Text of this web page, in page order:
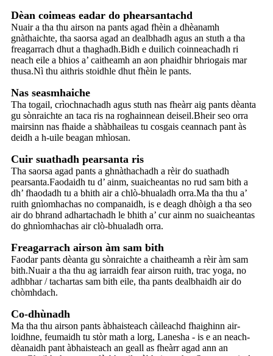
Dèan coimeas eadar do phearsantachd
Nuair a tha thu airson na pants agad fhèin a dhèanamh
gnàthaichte, tha saorsa agad an dealbhadh agus an stuth a tha
freagarrach dhut a thaghadh.Bidh e duilich coinneachadh ri
neach eile a bhios a’ caitheamh an aon phaidhir bhriogais mar
thusa.Nì thu aithris stoidhle dhut fhèin le pants.
Nas seasmhaiche
Tha togail, crìochnachadh agus stuth nas fheàrr aig pants dèanta
gu sònraichte an taca ris na roghainnean deiseil.Bheir seo orra
mairsinn nas fhaide a shàbhaileas tu cosgais ceannach pant às
deidh a h-uile beagan mhìosan.
Cuir suathadh pearsanta ris
Tha saorsa agad pants a ghnàthachadh a rèir do suathadh
pearsanta.Faodaidh tu d’ ainm, suaicheantas no rud sam bith a
dh’ fhaodadh tu a bhith air a chlò-bhualadh orra.Ma tha thu a’
ruith gnìomhachas no companaidh, is e deagh dhòigh a tha seo
air do bhrand adhartachadh le bhith a’ cur ainm no suaicheantas
do ghnìomhachas air clò-bhualadh orra.
Freagarrach airson àm sam bith
Faodar pants dèanta gu sònraichte a chaitheamh a rèir àm sam
bith.Nuair a tha thu ag iarraidh fear airson ruith, trac yoga, no
adhbhar / tachartas sam bith eile, tha pants dealbhaidh air do
chòmhdach.
Co-dhùnadh
Ma tha thu airson pants àbhaisteach càileachd fhaighinn air-
loidhne, feumaidh tu stòr math a lorg, Lanesha - is e an neach-
dèanaidh pant àbhaisteach an geall as fheàrr agad ann an